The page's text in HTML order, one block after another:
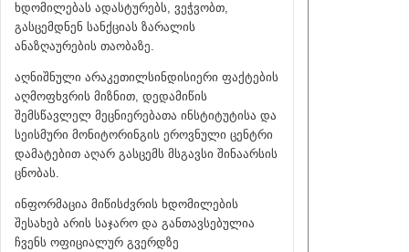
ხდომილებას ადასტურებს, ვეჭვობთ,
გასცემდნენ სანქციას ზარალის
ანაზღაურების თაობაზე.
აღნიშნული არაკეთილსინდისიერი ფაქტების
აღმოფხვრის მიზნით, დედამიწის
შემსწავლელ მეცნიერებათა ინსტიტუტისა და
სეისმური მონიტორინგის ეროვნული ცენტრი
დამატებით აღარ გასცემს მსგავსი შინაარსის
ცნობას.
ინფორმაცია მიწისძვრის ხდომილების
შესახებ არის საჯარო და განთავსებულია
ჩვენს ოფიციალურ გვერდზე